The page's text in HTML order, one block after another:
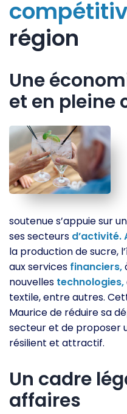
région
Une
et en pleine
soutenue s’appuie sur
ses secteurs d’activité.
la production de sucre,
aux services financiers,
nouvelles technologies,
textile, entre autres.
Maurice de réduire sa
secteur et de proposer
résilient et attractif.
Un cadre
affaires